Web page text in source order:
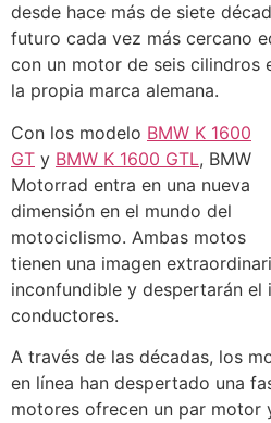
desde hace más de siete
futuro cada vez más cercano
con un motor de seis cilindros
la propia marca alemana.
Con los modelo BMW K 1600
GT y BMW K 1600 GTL, BMW
Motorrad entra en una nueva
dimensión en el mundo del
motociclismo. Ambas motos
tienen una imagen
inconfundible y despertarán el
conductores.
A través de las décadas, los
en línea han despertado una
motores ofrecen un par motor